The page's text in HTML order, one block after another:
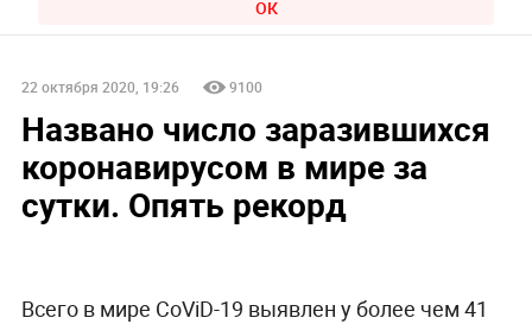
ОК
22 октября 2020, 19:26 9100
Названо число заразившихся
коронавирусом в мире за
сутки. Опять рекорд
Всего в мире CoViD-19 выявлен у более чем 41